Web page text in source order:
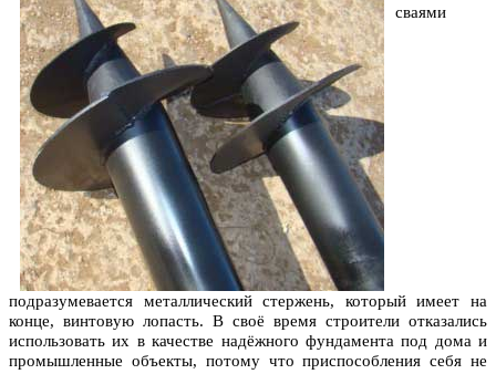
сваями
подразумевается металлический стержень, который имеет на
конце, винтовую лопасть. В своё время строители отказались
использовать их в качестве надёжного фундамента под дома и
промышленные объекты, потому что приспособления себя не